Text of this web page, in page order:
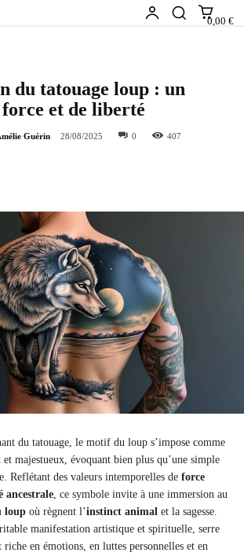
0,00 €
du tatouage loup : un
et de liberté
Guérin 28/08/2025 0 407
du tatouage, le motif du loup s’impose comme
et majestueux, évoquant bien plus qu’une simple
Reflétant des valeurs intemporelles de force
ancestrale , ce symbole invite à une immersion au
loup où règnent l’instinct animal et la sagesse.
manifestation artistique et spirituelle, serre
en émotions, en luttes personnelles et en